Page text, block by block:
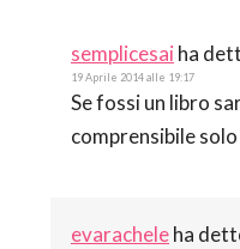
semplicesai ha
19 Aprile 2014 alle 19:17
Se fossi un libro
comprensibile
evaracheleha